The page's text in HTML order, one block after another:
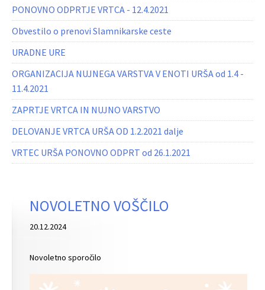
PONOVNO ODPRTJE VRTCA - 12.4.2021
Obvestilo o prenovi Slamnikarske ceste
URADNE URE
ORGANIZACIJA NUJNEGA VARSTVA V ENOTI URŠA od 1.4 -
11.4.2021
ZAPRTJE VRTCA IN NUJNO VARSTVO
DELOVANJE VRTCA URŠA OD 1.2.2021 dalje
VRTEC URŠA PONOVNO ODPRT od 26.1.2021
NOVOLETNO VOŠČILO
20.12.2024
Novoletno sporočilo